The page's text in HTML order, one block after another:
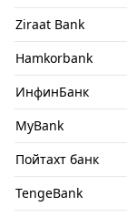
Ziraat Bank
Hamkorbank
ИнфинБанк
MyBank
Пойтахт банк
TengeBank